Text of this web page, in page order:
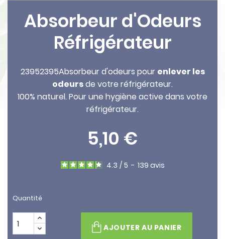
Absorbeur d'Odeurs
Réfrigérateur
23952395Absorbeur d'odeurs pour enlever les
odeursde votre réfrigérateur.
100% naturel. Pour une hygiène active dans votre
réfrigérateur.
5,10 €
4.3 / 5 - 139 avis
Quantité
AJOUTER AU PANIER